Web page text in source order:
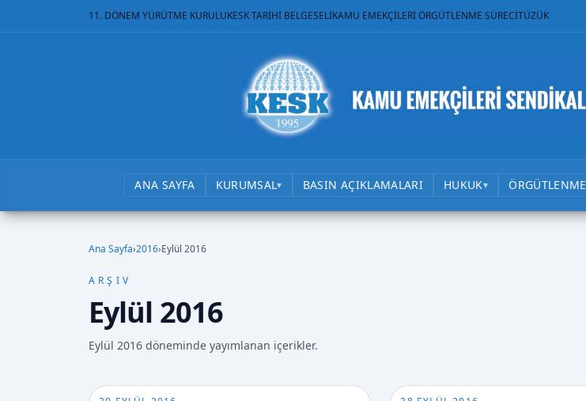
11. DÖNEM YÜRÜTME KURULUKESK TARİHİ BELGESELİKAMU EMEKÇİLERİ ÖRGÜTLENME SÜRECİTÜZÜK
ANA SAYFA KURUMSAL▾ BASIN AÇIKLAMALARI HUKUK▾ ÖRGÜTLENME
Ana Sayfa›2016›Eylül 2016
ARŞIV
Eylül 2016
Eylül 2016 döneminde yayımlanan içerikler.